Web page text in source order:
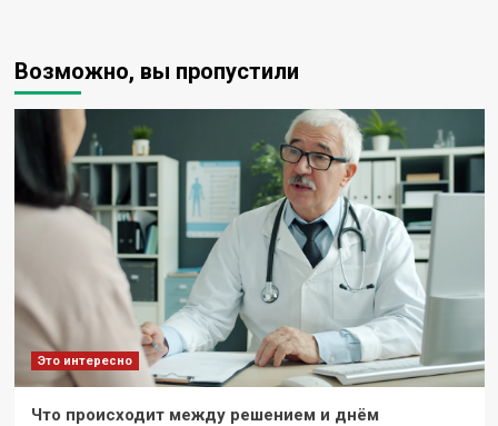
времяпровождения
Возможно, вы пропустили
Это интересно
Что происходит между решением и днём